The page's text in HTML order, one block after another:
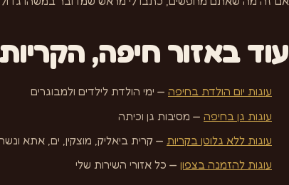
עוד באזור חיפה,
עוגות יום הולדת בחיפה — ימי הולדת לילדים ולמבוגרים
עוגות גן בחיפה — מסיבות גן וכיתה
עוגות ללא גלוטן בקריות — קרית ביאליק, מוצקין, ים, אתא ונשר
עוגות להזמנה בצפון — כל אזורי השירות שלי